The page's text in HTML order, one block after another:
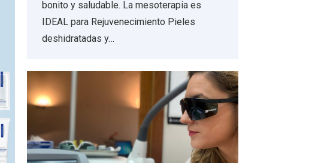
bonito y saludable. La mesoterapia es
IDEAL para Rejuvenecimiento Pieles
deshidratadas y…